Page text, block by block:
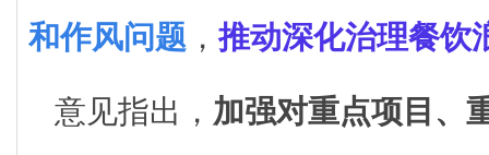
和作风问题 ，推动深化治理餐饮
意见指出， 加强对重点项目、